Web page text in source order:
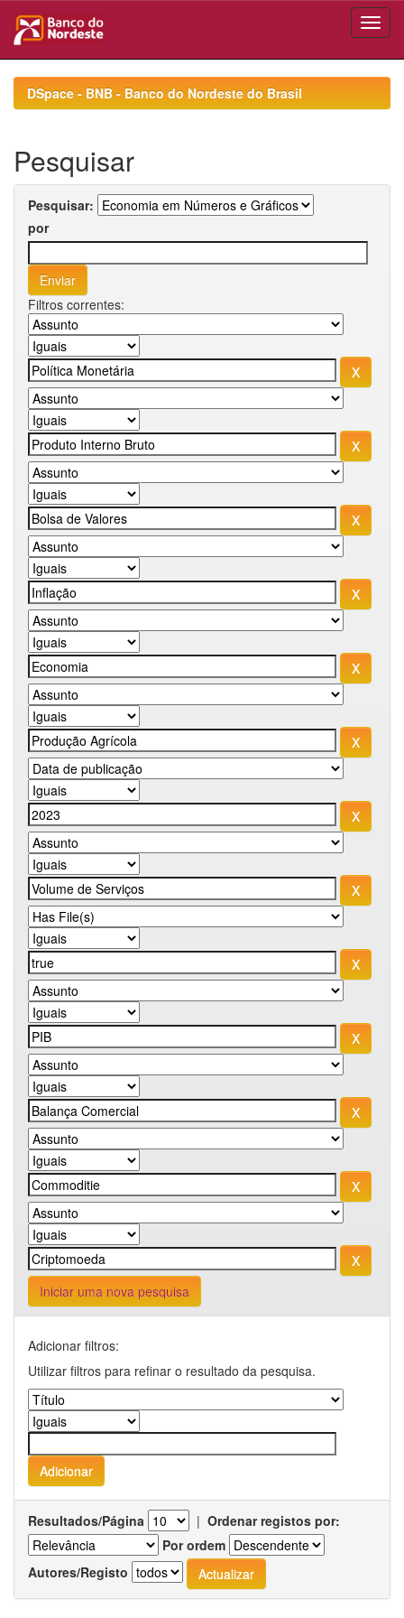
navigationDSpace - BNB - Banco do Nordeste do Brasil
Pesquisar
Pesquisar:
por
Filtros correntes:
Iniciar uma nova pesquisa
Adicionar filtros:
Utilizar filtros para refinar o resultado da pesquisa.
Resultados/Página | Ordenar registos por:
Por ordem
Autores/Registo